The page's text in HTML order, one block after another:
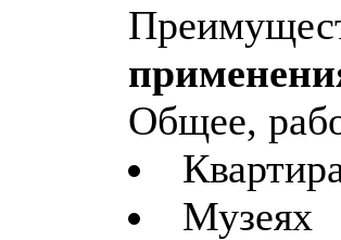
Общее,
Музеях